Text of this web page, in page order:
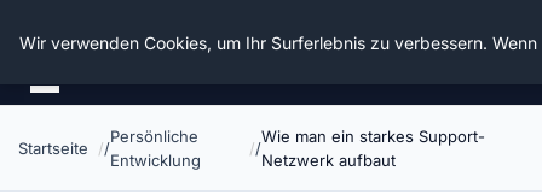
Die Schnitter
Startseite
Persönliche
Entwicklung
Wie man ein starkes Support-
Netzwerk aufbaut
Wir verwenden Cookies, um Ihr Surferlebnis zu verbessern.